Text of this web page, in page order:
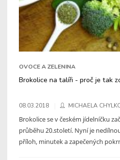
OVOCE A ZELENINA
Brokolice na talíři - proč je tak
08.03.2018 MICHAELA
Brokolice se v českém jídelníčku
průběhu 20.století. Nyní je
příloh, minutek a zapečených